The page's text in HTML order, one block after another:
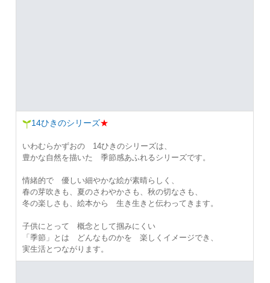
14ひきのシリーズ★
いわむらかずおの 14ひきのシリーズは、
豊かな自然を描いた 季節感あふれるシリーズです。
情緒的で 優しい細やかな絵が素晴らしく、
春の芽吹きも、夏のさわやかさも、秋の切なさも、
冬の楽しさも、絵本から 生き生きと伝わってきます。
子供にとって 概念として掴みにくい
「季節」とは どんなものかを 楽しくイメージでき、
実生活とつながります。